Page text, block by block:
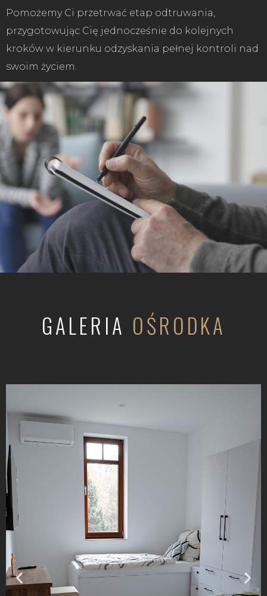
Pomożemy Ci przetrwać etap odtruwania,
przygotowując Cię jednocześnie do kolejnych
kroków w kierunku odzyskania pełnej kontroli nad
swoim życiem.
GALERIA OŚRODKA